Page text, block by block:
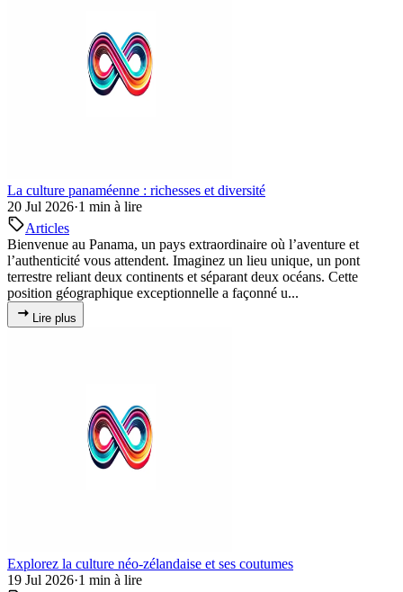
La culture panaméenne : richesses et diversité
20 Jul 2026·1 min à lire
Articles
Bienvenue au Panama, un pays extraordinaire où l’aventure et
l’authenticité vous attendent. Imaginez un lieu unique, un pont
terrestre reliant deux continents et séparant deux océans. Cette
position géographique exceptionnelle a façonné u...
Lire plus
Explorez la culture néo-zélandaise et ses coutumes
19 Jul 2026·1 min à lire